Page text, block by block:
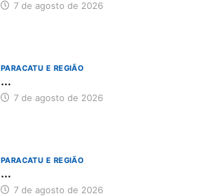
7 de agosto de 2026
PARACATU E REGIÃO
...
7 de agosto de 2026
PARACATU E REGIÃO
...
7 de agosto de 2026